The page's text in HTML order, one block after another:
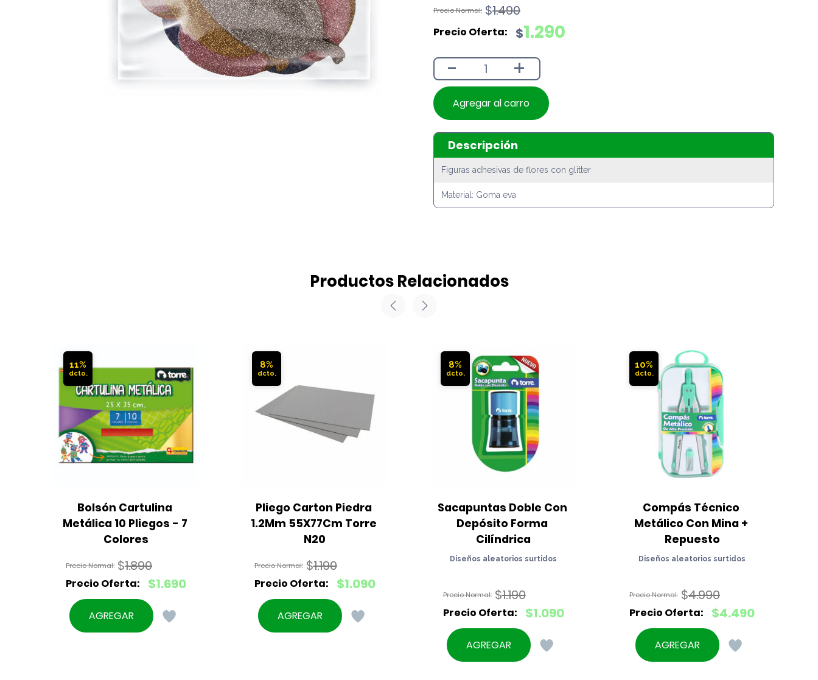
$1.490
El
original
$1.490.
$1.290
El
actual
$1.290.
- +
Agregar al carro
Descripción
Figuras adhesivas de flores con glitter
Material: Goma eva
Productos Relacionados
11%
Bolsón Cartulina
Metálica 10 Pliegos - 7
Colores
$1.890
El
precio
original
$1.690
El
precio
actual
AGREGAR
8%
Pliego Carton Piedra
1.2Mm 55X77Cm Torre
N20
$1.190
El
precio
original
$1.090
El
precio
actual
AGREGAR
8%
Sacapuntas Doble Con
Depósito Forma
Cilíndrica
Diseños aleatorios surtidos
$1.190
El
precio
original
$1.090
El
precio
actual
AGREGAR
10%
Compás Técnico
Metálico Con Mina +
Repuesto
Diseños aleatorios surtidos
$4.990
El
precio
original
$4.490
El
precio
actual
AGREGAR